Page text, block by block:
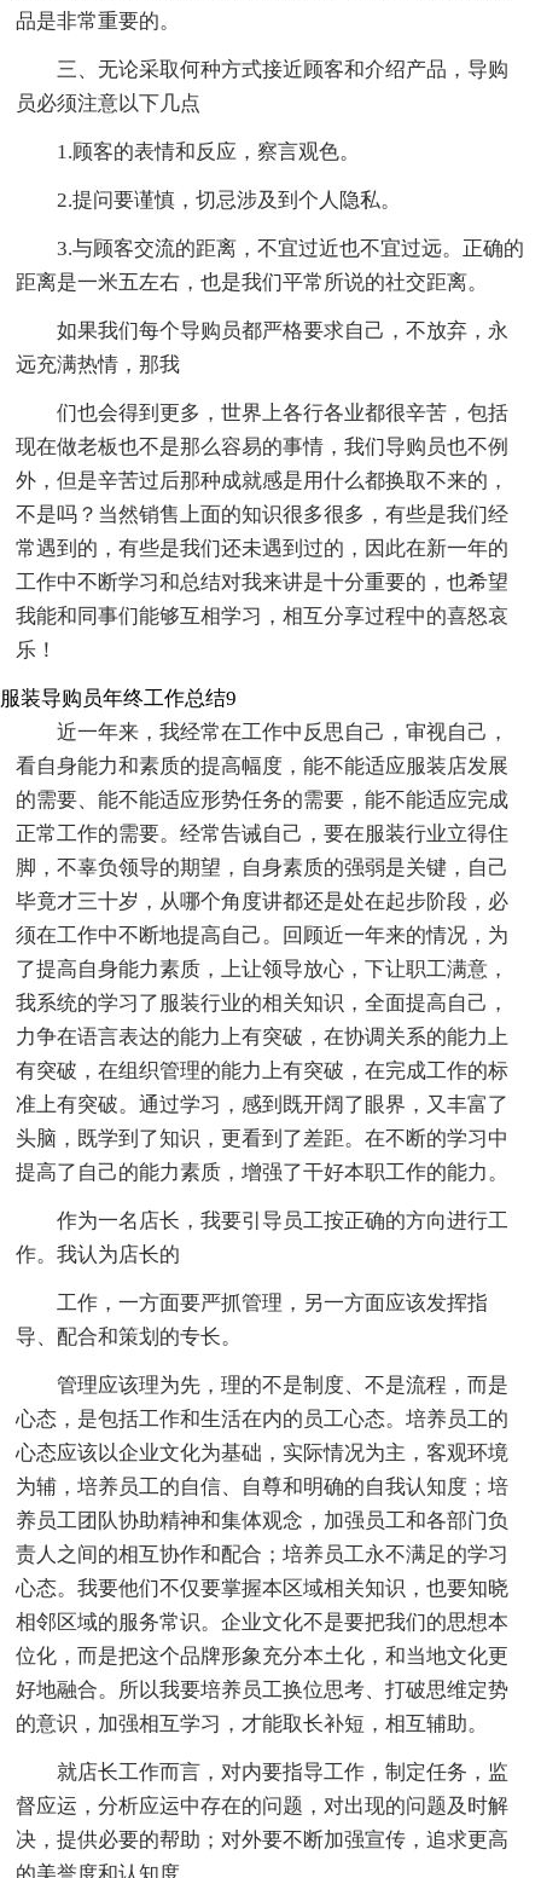
品是非常重要的。
三、无论采取何种方式接近顾客和介绍产品，导购
员必须注意以下几点
1.顾客的表情和反应，察言观色。
2.提问要谨慎，切忌涉及到个人隐私。
3.与顾客交流的距离，不宜过近也不宜过远。正确的
距离是一米五左右，也是我们平常所说的社交距离。
如果我们每个导购员都严格要求自己，不放弃，永
远充满热情，那我
们也会得到更多，世界上各行各业都很辛苦，包括
现在做老板也不是那么容易的事情，我们导购员也不例
外，但是辛苦过后那种成就感是用什么都换取不来的，
不是吗？当然销售上面的知识很多很多，有些是我们经
常遇到的，有些是我们还未遇到过的，因此在新一年的
工作中不断学习和总结对我来讲是十分重要的，也希望
我能和同事们能够互相学习，相互分享过程中的喜怒哀
乐！
服装导购员年终工作总结9
近一年来，我经常在工作中反思自己，审视自己，
看自身能力和素质的提高幅度，能不能适应服装店发展
的需要、能不能适应形势任务的需要，能不能适应完成
正常工作的需要。经常告诫自己，要在服装行业立得住
脚，不辜负领导的期望，自身素质的强弱是关键，自己
毕竟才三十岁，从哪个角度讲都还是处在起步阶段，必
须在工作中不断地提高自己。回顾近一年来的情况，为
了提高自身能力素质，上让领导放心，下让职工满意，
我系统的学习了服装行业的相关知识，全面提高自己，
力争在语言表达的能力上有突破，在协调关系的能力上
有突破，在组织管理的能力上有突破，在完成工作的标
准上有突破。通过学习，感到既开阔了眼界，又丰富了
头脑，既学到了知识，更看到了差距。在不断的学习中
提高了自己的能力素质，增强了干好本职工作的能力。
作为一名店长，我要引导员工按正确的方向进行工
作。我认为店长的
工作，一方面要严抓管理，另一方面应该发挥指
导、配合和策划的专长。
管理应该理为先，理的不是制度、不是流程，而是
心态，是包括工作和生活在内的员工心态。培养员工的
心态应该以企业文化为基础，实际情况为主，客观环境
为辅，培养员工的自信、自尊和明确的自我认知度；培
养员工团队协助精神和集体观念，加强员工和各部门负
责人之间的相互协作和配合；培养员工永不满足的学习
心态。我要他们不仅要掌握本区域相关知识，也要知晓
相邻区域的服务常识。企业文化不是要把我们的思想本
位化，而是把这个品牌形象充分本土化，和当地文化更
好地融合。所以我要培养员工换位思考、打破思维定势
的意识，加强相互学习，才能取长补短，相互辅助。
就店长工作而言，对内要指导工作，制定任务，监
督应运，分析应运中存在的问题，对出现的问题及时解
决，提供必要的帮助；对外要不断加强宣传，追求更高